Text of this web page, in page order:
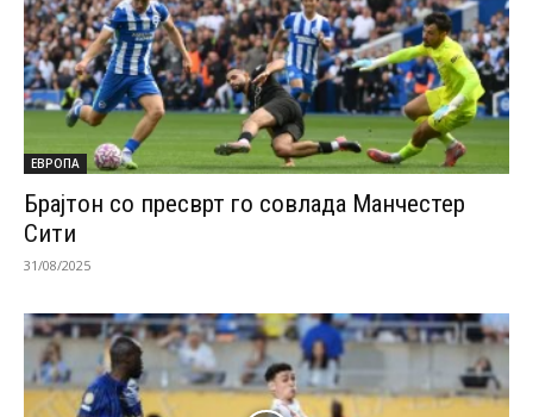
ЕВРОПА
Брајтон со пресврт го совлада Манчестер
Сити
31/08/2025